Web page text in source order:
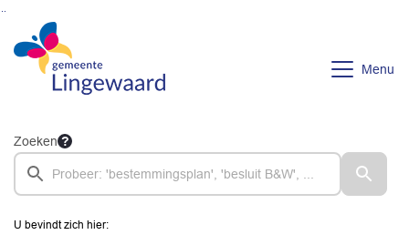
Ga naar de inhoud van deze pagina
Ga naar het zoeken
Ga naar het menu
Menu
Zoeken
U bevindt zich hier: